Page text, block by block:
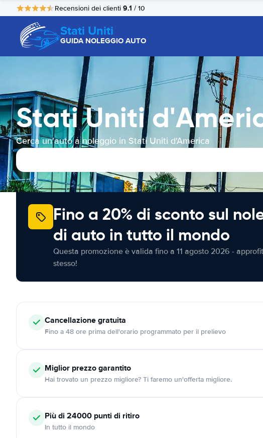
Recensioni dei clienti 9.1 / 10
Stati Uniti
GUIDA NOLEGGIO AUTO
Stati Uniti
Cerca un'auto a noleggio in Stati Uniti d'America
Fino a 20% di sconto sul
di auto in tutto il mondo
Questa promozione è valida fino a 11 agosto 2026 -
stesso!
Cancellazionegratuita
Fino a 48 ore prima dell'orario programmato per il prelievo
Miglior prezzo garantito
Hai trovato un prezzo migliore? Ti faremo un'offerta migliore.
Più di 24000 punti di ritiro
In tutto il mondo